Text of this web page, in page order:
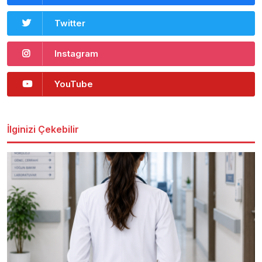
Twitter
Instagram
YouTube
İlginizi Çekebilir